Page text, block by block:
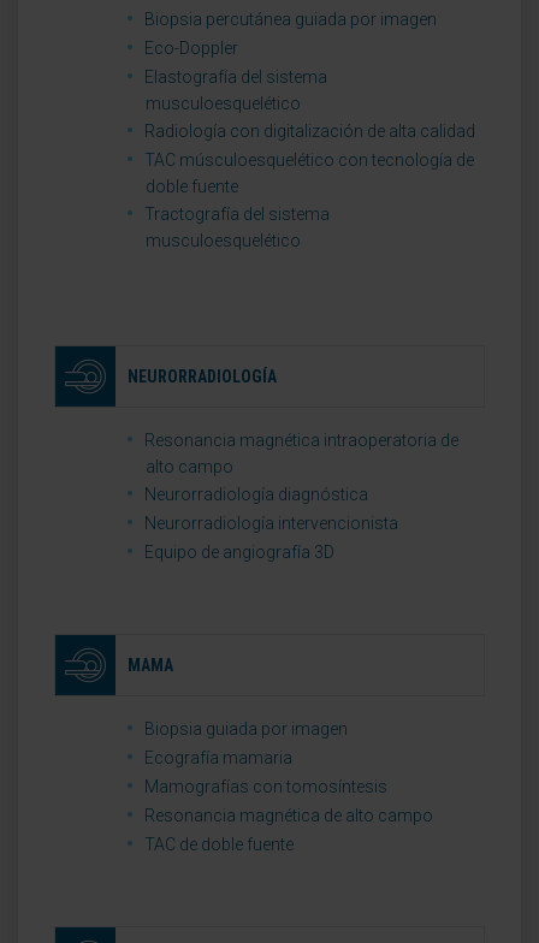
Biopsia percutánea guiada por imagen
Eco-Doppler
Elastografía del sistema
musculoesquelético
Radiología con digitalización de alta calidad
TAC músculoesquelético con tecnología de
doble fuente
Tractografía del sistema
musculoesquelético
NEURORRADIOLOGÍA
Resonancia magnética intraoperatoria de
alto campo
Neurorradiología diagnóstica
Neurorradiología intervencionista
Equipo de angiografía 3D
MAMA
Biopsia guiada por imagen
Ecografía mamaria
Mamografías con tomosíntesis
Resonancia magnética de alto campo
TAC de doble fuente